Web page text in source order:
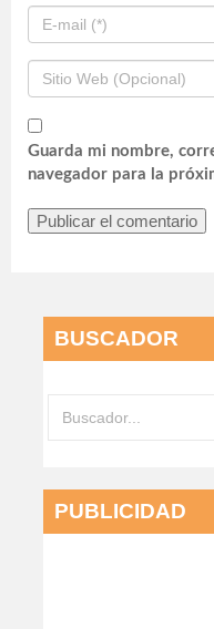
Guarda mi nombre,
navegador para la
BUSCADOR
PUBLICIDAD